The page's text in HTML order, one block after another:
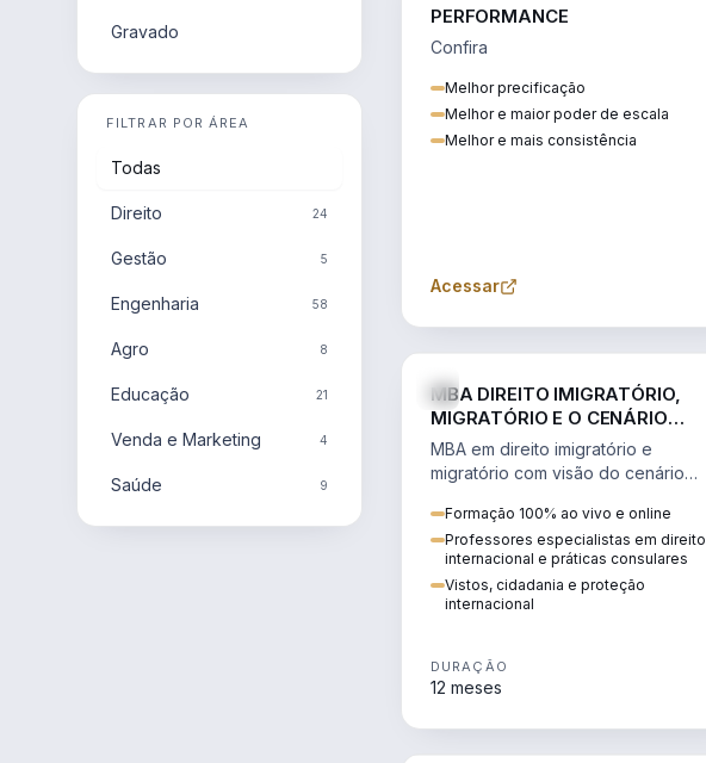
Gravado
FILTRAR POR ÁREA
Todas
Direito 24
Gestão 5
Engenharia 58
Agro 8
Educação 21
Venda e Marketing 4
Saúde 9
PERFORMANCE
Confira
Melhor precificação
Melhor e maior poder de escala
Melhor e mais consistência
Acessar
MBA DIREITO IMIGRATÓRIO,
MIGRATÓRIO E O CENÁRIO
INTERNACIONAL
MBA em direito imigratório e
migratório com visão do cenário
regularização e consultoria
transnacional.
Formação 100% ao vivo e online
Professores especialistas em direito
internacional e práticas consulares
Vistos, cidadania e proteção
internacional
DURAÇÃO
12 meses